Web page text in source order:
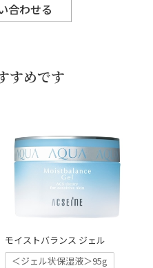
合わせる
すめです
モイストバランス ジェル
＜ジェル状保湿液＞95g